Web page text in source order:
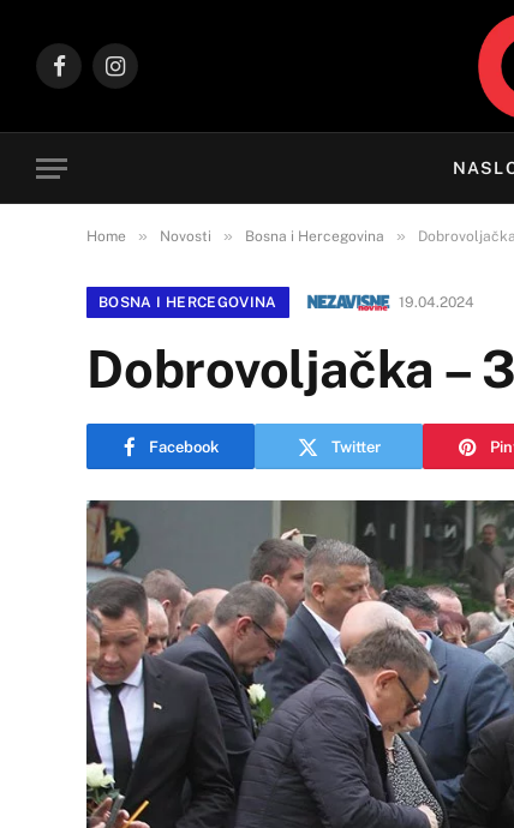
FacebookInstagram
Home » Novosti » Bosna i Hercegovina »
BOSNA I HERCEGOVINA 19.04.2024
Dobrovoljačka –
Facebook Twitter